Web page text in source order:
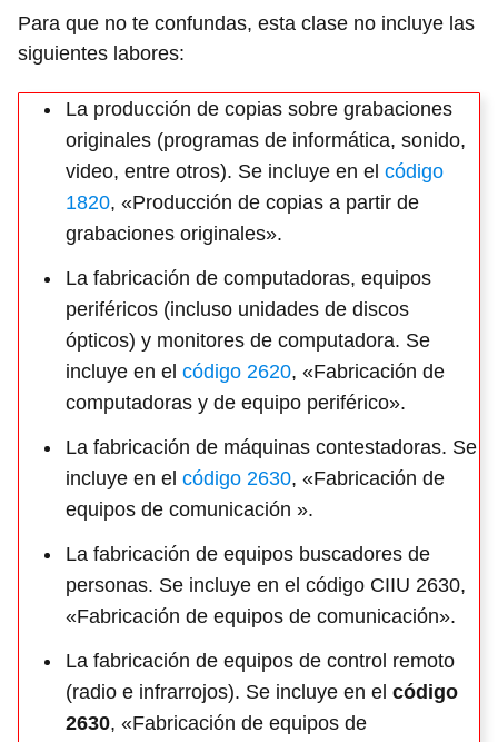
Para que no te confundas, esta clase no incluye las
siguientes labores:
La producción de copias sobre grabaciones
originales (programas de informática, sonido,
video, entre otros). Se incluye en el código
1820, «Producción de copias a partir de
grabaciones originales».
La fabricación de computadoras, equipos
periféricos (incluso unidades de discos
ópticos) y monitores de computadora. Se
incluye en el código 2620, «Fabricación de
computadoras y de equipo periférico».
La fabricación de máquinas contestadoras. Se
incluye en el código 2630, «Fabricación de
equipos de comunicación ».
La fabricación de equipos buscadores de
personas. Se incluye en el código CIIU 2630,
«Fabricación de equipos de comunicación».
La fabricación de equipos de control remoto
(radio e infrarrojos). Se incluye en el código
2630, «Fabricación de equipos de